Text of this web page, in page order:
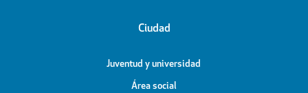
Ciudad
Juventud y universidad
Área social